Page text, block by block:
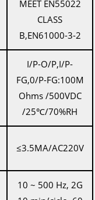
MEET EN55022
CLASS
B,EN61000-3-2
I/P-O/P,I/P-
FG,0/P-FG:100M
Ohms /500VDC
/25℃/70%RH
≤3.5MA/AC220V
10 ~ 500 Hz, 2G